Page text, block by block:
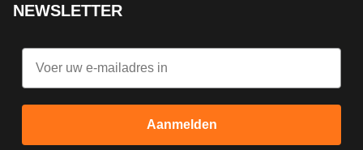
NEWSLETTER
Email
Aanmelden